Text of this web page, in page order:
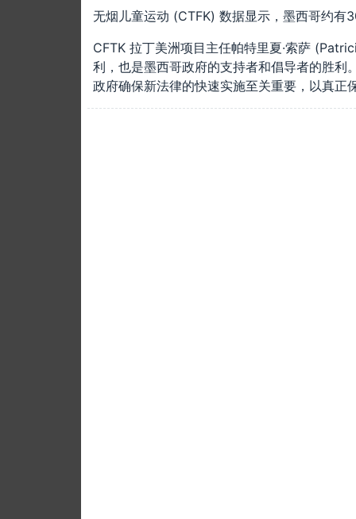
无烟儿童运动 (CTFK) 数据显示，墨西哥约有
CFTK 拉丁美洲项目主任帕特里夏·索萨
利，也是墨西哥政府的支持者和倡导者的胜利
政府确保新法律的快速实施至关重要，以真正